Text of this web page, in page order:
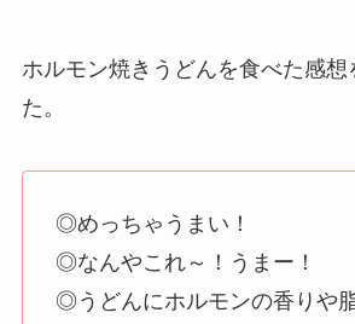
ホルモン焼きうどんを食べた感想
た。
◎めっちゃうまい！
◎なんやこれ～！うまー！
◎うどんにホルモンの香りや